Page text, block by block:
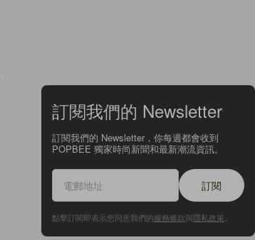
訂閱我們的 Newsletter
訂閱我們的 Newsletter，你每週都會收到
POPBEE 獨家時尚新聞和最新潮流資訊。
訂閱
點擊訂閱即表示您同意我們的服務條款與隱私政策